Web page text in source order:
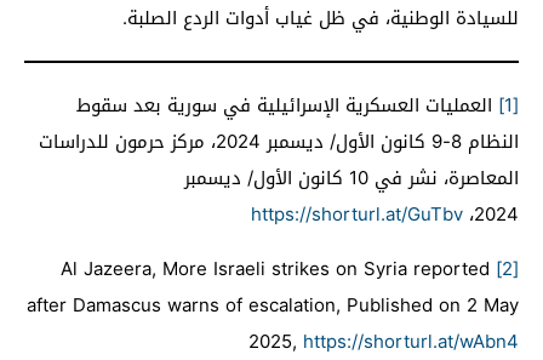
للسيادة الوطنية، في ظل غياب أدوات الردع الصلبة.
[1]
العمليات العسكرية الإسرائيلية في سورية بعد سقوط
النظام 8-9 كانون الأول/ ديسمبر 2024، مركز حرمون للدراسات
المعاصرة، نشر في 10 كانون الأول/ ديسمبر
2024، https://shorturl.at/GuTbv
[2]
Al Jazeera, More Israeli strikes on Syria reported
after Damascus warns of escalation, Published on 2 May
2025, https://shorturl.at/wAbn4